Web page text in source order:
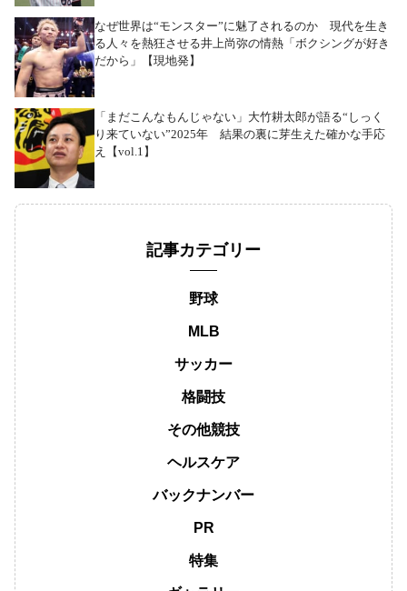
なぜ世界は“モンスター”に魅了されるのか 現代を生き
る人々を熱狂させる井上尚弥の情熱「ボクシングが好き
だから」【現地発】
「まだこんなもんじゃない」大竹耕太郎が語る“しっく
り来ていない”2025年 結果の裏に芽生えた確かな手応
え【vol.1】
記事カテゴリー
野球
MLB
サッカー
格闘技
その他競技
ヘルスケア
バックナンバー
PR
特集